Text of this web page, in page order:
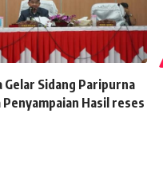
Gelar Sidang Paripurna
Hasil reses